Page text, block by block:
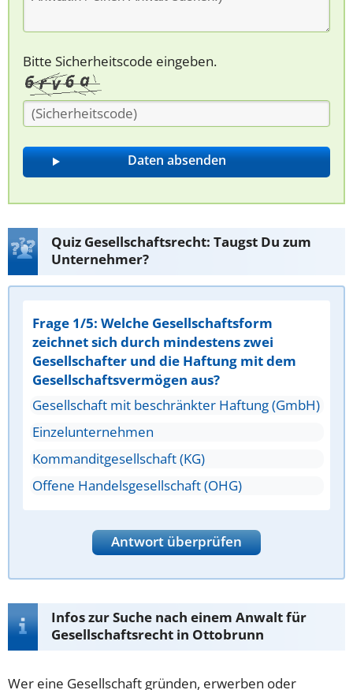
Bitte Sicherheitscode eingeben.
Quiz Gesellschaftsrecht: Taugst Du zum
Unternehmer?
Frage 1/5: Welche Gesellschaftsform
zeichnet sich durch mindestens zwei
Gesellschafter und die Haftung mit dem
Gesellschaftsvermögen aus?
Gesellschaft mit beschränkter Haftung (GmbH)
Einzelunternehmen
Kommanditgesellschaft (KG)
Offene Handelsgesellschaft (OHG)
Antwort überprüfen
Infos zur Suche nach einem Anwalt für
Gesellschaftsrecht in Ottobrunn
Wer eine Gesellschaft gründen, erwerben oder